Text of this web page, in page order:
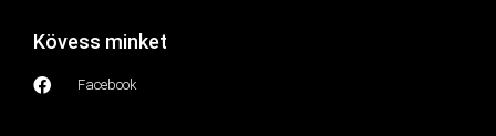
Kövess minket
Facebook